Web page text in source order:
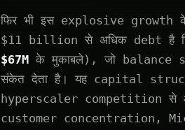
फिर भी इस explosive
$11 billion से अधिक debt है
$67M के मुकाबले), जो balance
संकेत देता है। यह capital
hyperscaler competition
customer concentration,